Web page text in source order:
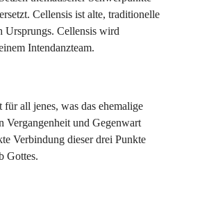
Cellensis ist alte, traditionelle
Ursprungs. Cellensis wird
Intendanzteam.
all jenes, was das ehemalige
und Gegenwart
Verbindung dieser drei Punkte
Gottes.